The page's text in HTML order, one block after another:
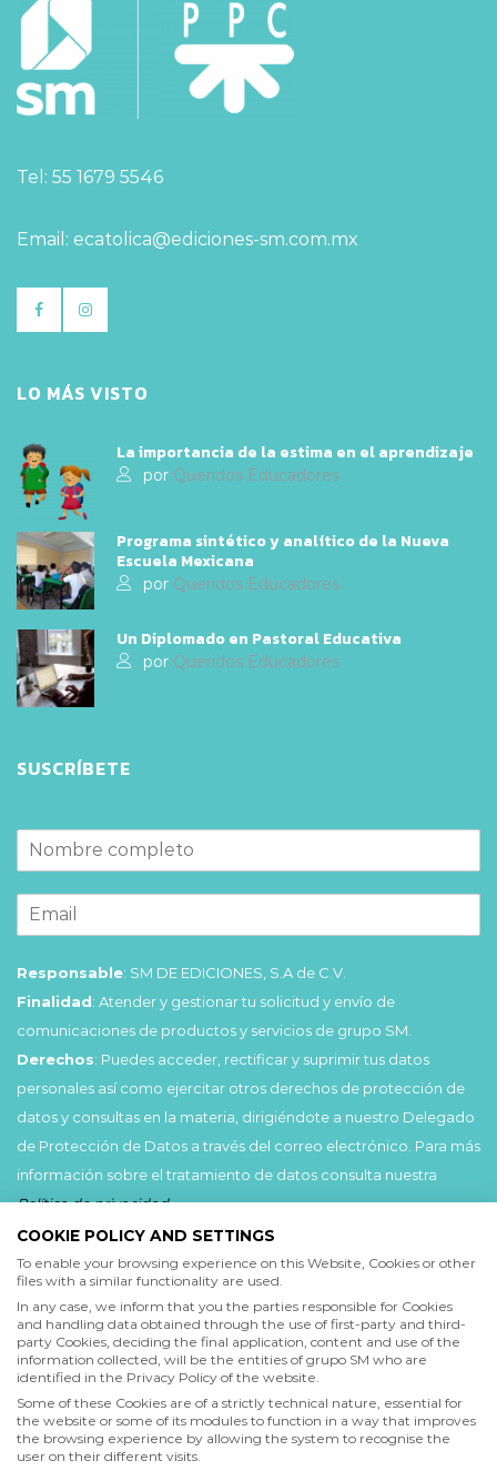
Tel: 55 1679 5546
Email: ecatolica@ediciones-sm.com.mx
LO MÁS VISTO
La importancia de la estima en el aprendizaje
por Queridos Educadores
Programa sintético y analítico de la Nueva
Escuela Mexicana
por Queridos Educadores
Un Diplomado en Pastoral Educativa
por Queridos Educadores
SUSCRÍBETE
Responsable: SM DE EDICIONES, S.A de C.V.
Finalidad: Atender y gestionar tu solicitud y envío de
comunicaciones de productos y servicios de grupo SM.
Derechos: Puedes acceder, rectificar y suprimir tus datos
personales así como ejercitar otros derechos de protección de
datos y consultas en la materia, dirigiéndote a nuestro Delegado
de Protección de Datos a través del correo electrónico. Para más
información sobre el tratamiento de datos consulta nuestra
Política de privacidad.
He leído y acepto lasCondiciones de uso
Política de privacidad
Acepto
Deseo recibir comunicaciones comerciales de grupo SM
Enviar
COOKIE POLICY AND SETTINGS
To enable your browsing experience on this Website, Cookies or other
files with a similar functionality are used.
In any case, we inform that you the parties responsible for Cookies
and handling data obtained through the use of first-party and third-
party Cookies, deciding the final application, content and use of the
information collected, will be the entities of grupo SM who are
identified in the Privacy Policy of the website.
Some of these Cookies are of a strictly technical nature, essential for
the website or some of its modules to function in a way that improves
the browsing experience by allowing the system to recognise the
user on their different visits.